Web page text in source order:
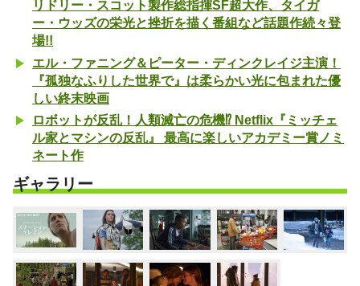
リドリー・スコット製作総指揮SF超大作、タイガ
ー・ウッズの栄光と挫折を描く番組など話題作続々登
場!!
エル・ファニング＆ピーター・ディンクレイジ主演！
『孤独なふりした世界で』は柔らかい光に包まれた優
しい終末映画
ロボットが反乱！人類滅亡の危機⁉ Netflix『ミッチェ
ル家とマシンの反乱』 最高に楽しいアカデミー賞ノミ
ネート作
ギャラリー